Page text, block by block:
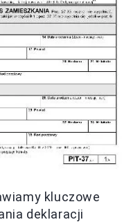
kluczowe
deklaracji